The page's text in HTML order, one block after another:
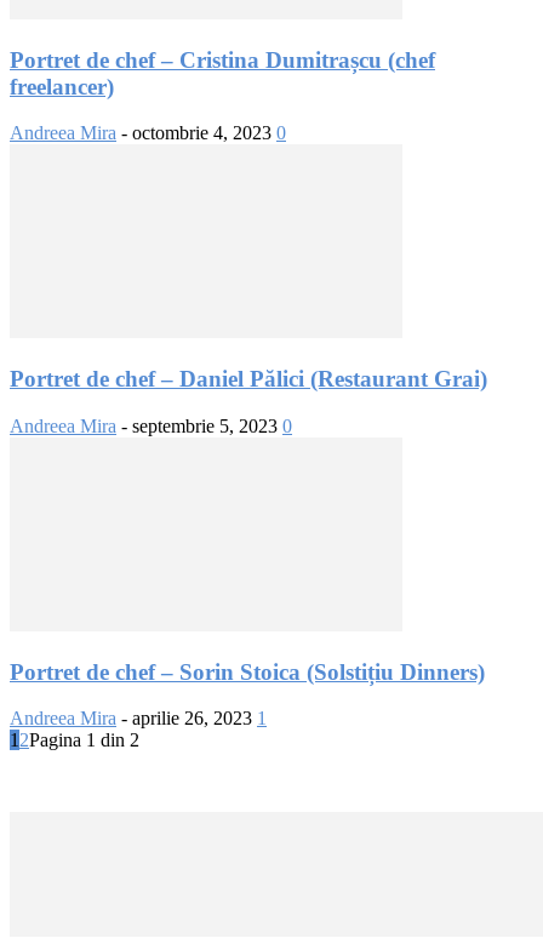
Portret de chef – Cristina Dumitrașcu (chef
freelancer)
Andreea Mira - octombrie 4, 2023 0
Portret de chef – Daniel Pălici (Restaurant Grai)
Andreea Mira - septembrie 5, 2023 0
Portret de chef – Sorin Stoica (Solstițiu Dinners)
Andreea Mira - aprilie 26, 2023 1
1 2Pagina 1 din 2